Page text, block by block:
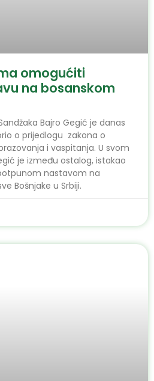
omogućiti
na bosanskom
Bajro Gegić je danas
o prijedlogu zakona o
i vaspitanja. U svom
je između ostalog, istakao
nastavom na
Bošnjake u Srbiji.